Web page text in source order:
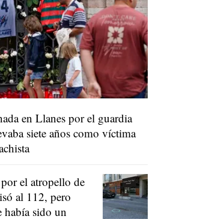
en Llanes por el guardia
siete años como víctima
el atropello de
al 112, pero
había sido un